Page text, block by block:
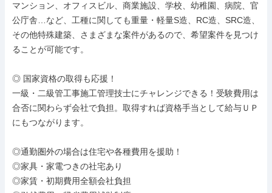
マンション、オフィスビル、商業施設、学校、幼稚園、病院、官
公庁舎…など、工種に関しても重量・軽量S造、RC造、SRC造、
その他特殊建築、さまざまな案件があるので、希望案件を見つけ
ることが可能です。
◎ 国家資格の取得も応援！
一級・二級管工事施工管理技士にチャレンジできる！受験費用は
合否に関わらず会社で負担。取得すれば資格手当として給与ＵＰ
にもつながります。
◎通勤圏外の場合は住宅や各種費用を援助！
◎家具・家電つきの社宅あり
◎家賃・初期費用全額会社負担